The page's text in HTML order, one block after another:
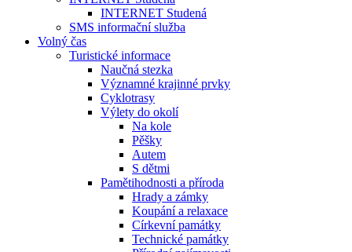
INTERNET Studená
SMS informační služba
Volný čas
Turistické informace
Naučná stezka
Významné krajinné prvky
Cyklotrasy
Výlety do okolí
Na kole
Pěšky
Autem
S dětmi
Pamětihodnosti a příroda
Hrady a zámky
Koupání a relaxace
Církevní památky
Technické památky